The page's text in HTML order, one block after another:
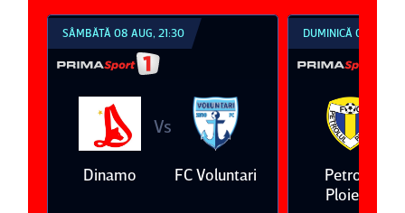
SÂMBĂTĂ 08 AUG, 21:30
Dinamo
Vs
FC Voluntari
DUMINICĂ 09 AUG,
Petrolul
Ploieşti